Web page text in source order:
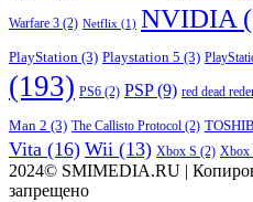
Warfare 3 (2) Netflix (1) NVIDIA
PlayStation (3) Playstation 5 (3)
(193) PS6 (2) PSP(9) red dead
Man 2 (3) The Callisto Protocol (2)
Vita (16) Wii (13) Xbox S (2) Xbox
2024© SMIMEDIA.RU |
запрещено